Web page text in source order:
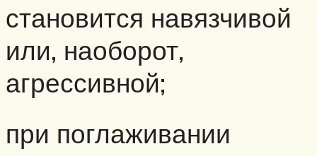
становится навязчивой
или, наоборот,
агрессивной;
при поглаживании